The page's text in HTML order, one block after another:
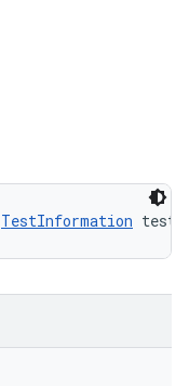
TestInformation